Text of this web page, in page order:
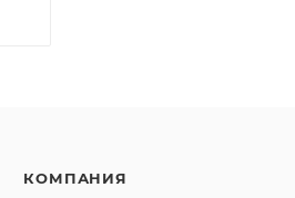
КОМПАНИЯ